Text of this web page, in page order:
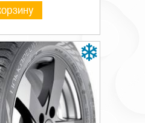
149/146
K